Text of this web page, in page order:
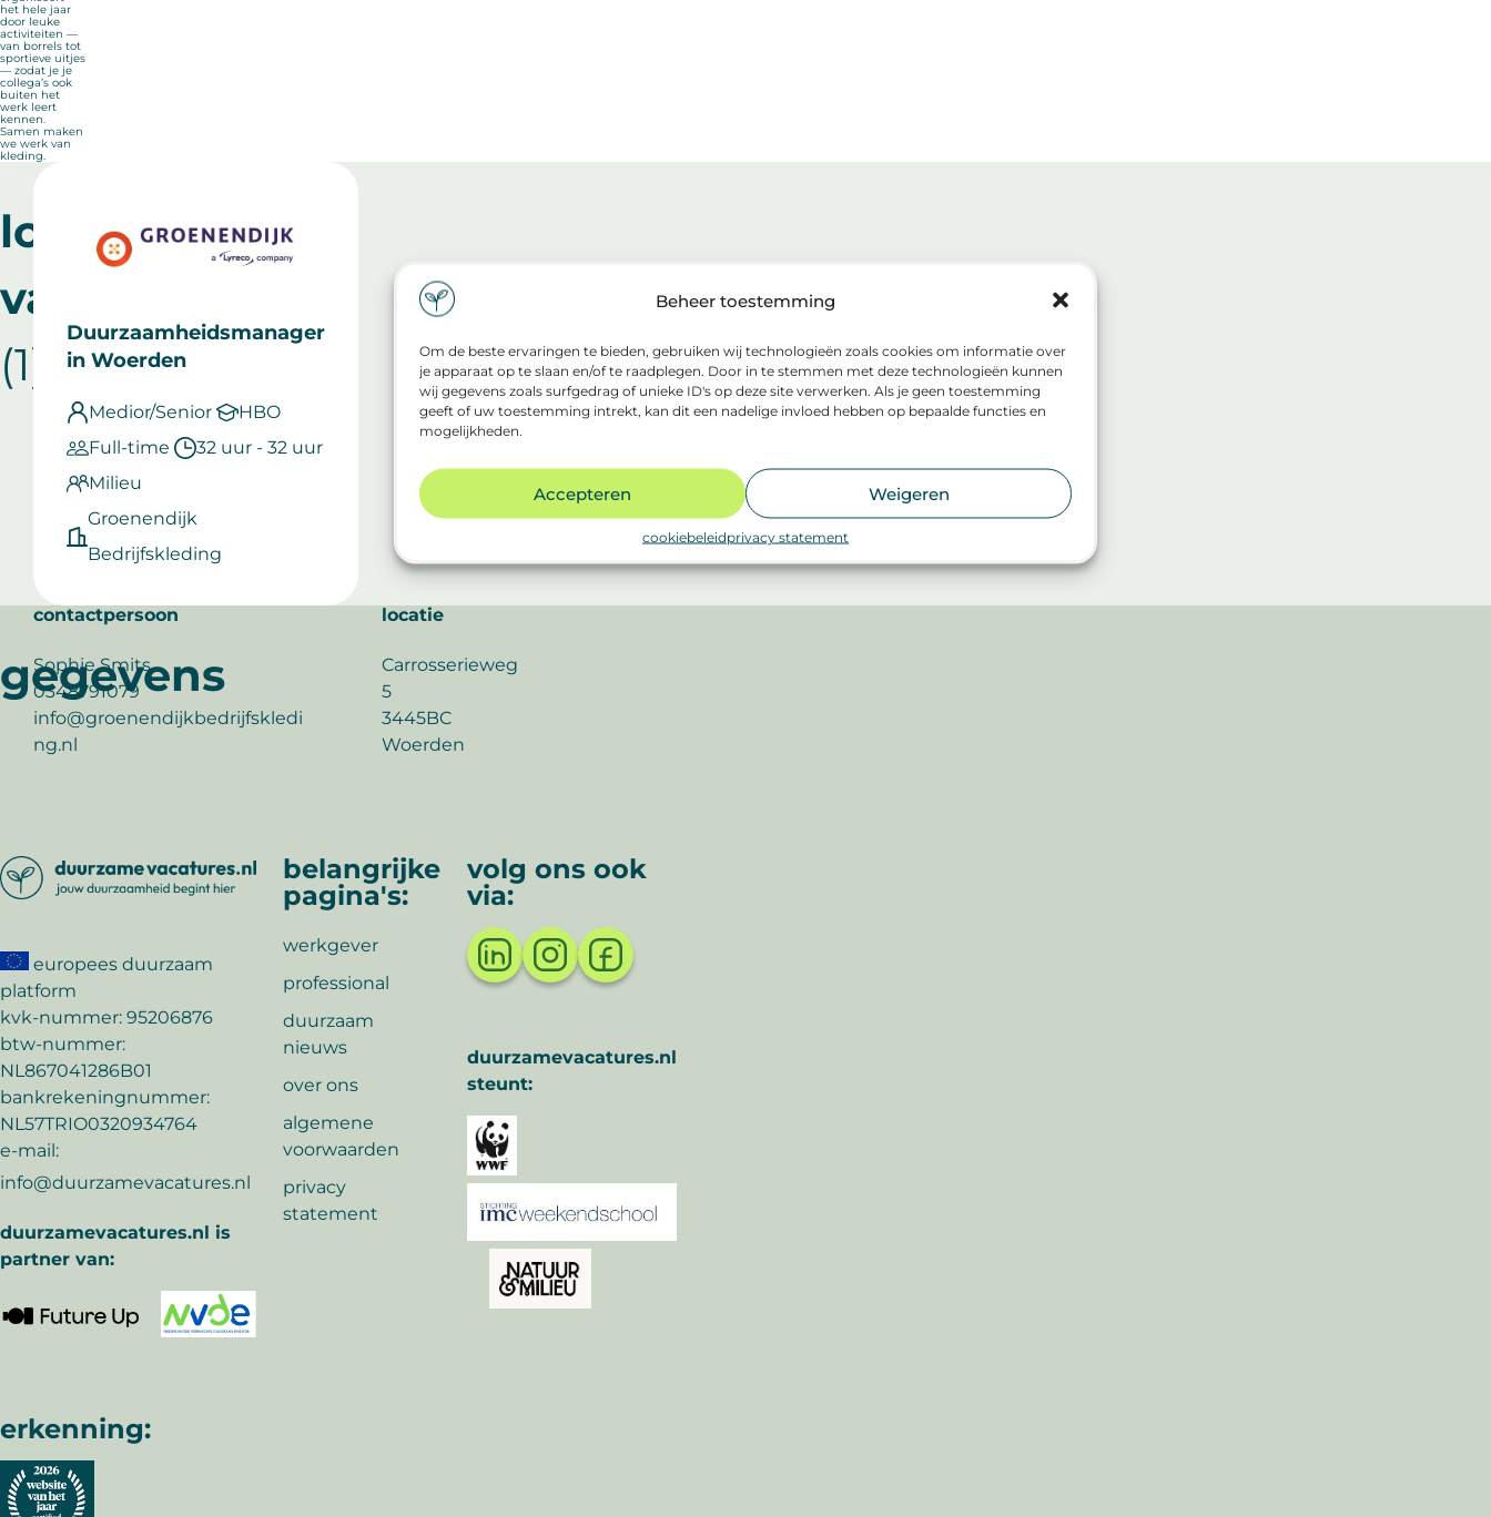
Beheer toestemming
Om de beste ervaringen te bieden, gebruiken wij technologieën zoals cookies om informatie over
je apparaat op te slaan en/of te raadplegen. Door in te stemmen met deze technologieën kunnen
wij gegevens zoals surfgedrag of unieke ID's op deze site verwerken. Als je geen toestemming
geeft of uw toestemming intrekt, kan dit een nadelige invloed hebben op bepaalde functies en
mogelijkheden.
Accepteren Weigeren
cookiebeleidprivacy statement
het hele jaar
door leuke
activiteiten —
van borrels tot
sportieve uitjes
— zodat je je
collega’s ook
buiten het
werk leert
kennen.
Samen maken
we werk van
kleding.
lopende
vacatures
(1)
Duurzaamheidsmanager
in Woerden
Medior/Senior
HBO
Full-time
32 uur - 32 uur
Milieu
Groenendijk
Bedrijfskleding
gegevens
contactpersoon
Sophie Smits
0348791079
info@groenendijkbedrijfskledi
ng.nl
locatie
Carrosserieweg
5
3445BC
Woerden
europees duurzaam
platform
kvk-nummer: 95206876
btw-nummer:
NL867041286B01
bankrekeningnummer:
NL57TRIO0320934764
e-mail:
info@duurzamevacatures.nl
duurzamevacatures.nl is
partner van:
belangrijke
pagina's:
werkgever
professional
duurzaam
nieuws
over ons
algemene
voorwaarden
privacy
statement
volg ons ook
via:
duurzamevacatures.nl
steunt:
erkenning: